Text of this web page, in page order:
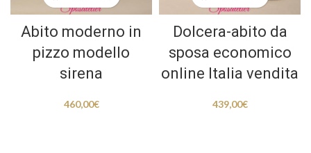
Abito moderno in
pizzo modello
sirena
460,00€
Dolcera-abito da
sposa economico
online Italia vendita
439,00€